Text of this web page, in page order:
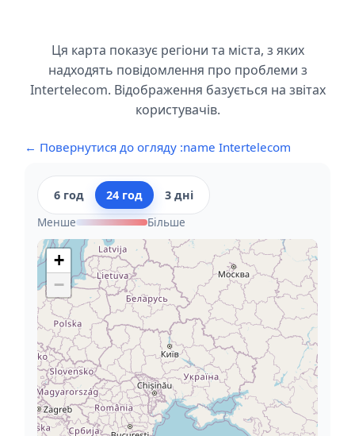
Ця карта показує регіони та міста, з яких
надходять повідомлення про проблеми з
Intertelecom. Відображення базується на звітах
користувачів.
← Повернутися до огляду :name Intertelecom
6 год 24 год
3 дні
Менше
Більше
+
−